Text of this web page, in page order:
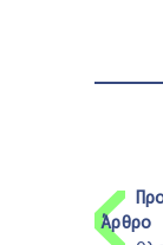
Άρθρο